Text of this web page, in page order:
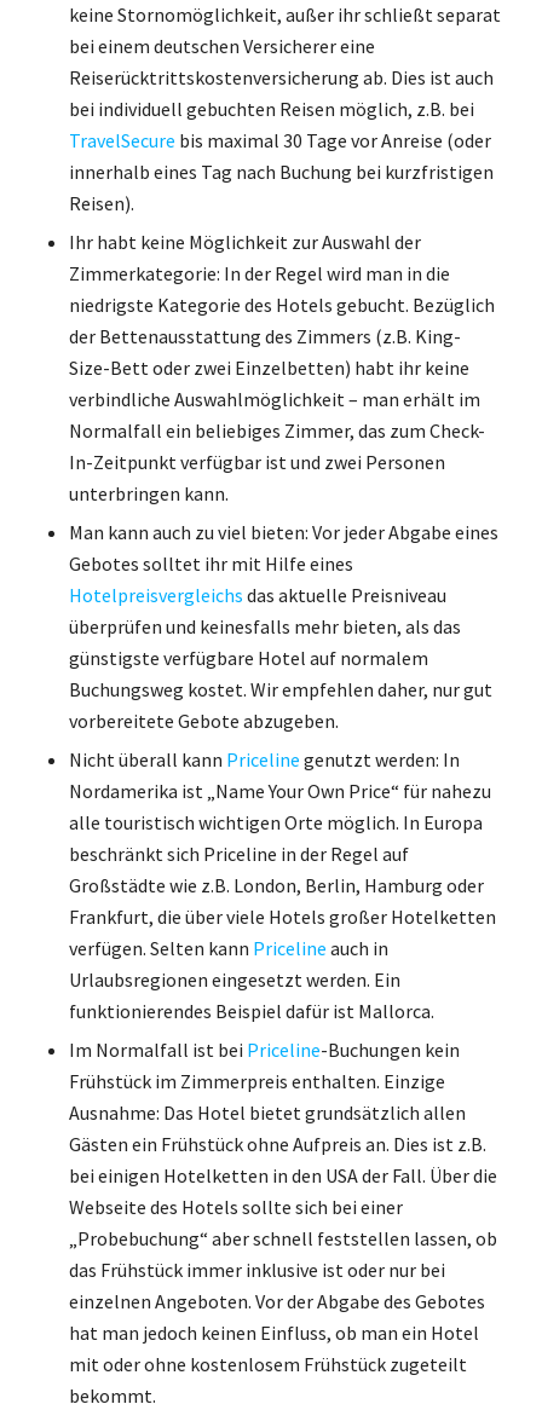
keine Stornomöglichkeit, außer ihr schließt separat
bei einem deutschen Versicherer eine
Reiserücktrittskostenversicherung ab. Dies ist auch
bei individuell gebuchten Reisen möglich, z.B. bei
TravelSecure bis maximal 30 Tage vor Anreise (oder
innerhalb eines Tag nach Buchung bei kurzfristigen
Reisen).
Ihr habt keine Möglichkeit zur Auswahl der
Zimmerkategorie: In der Regel wird man in die
niedrigste Kategorie des Hotels gebucht. Bezüglich
der Bettenausstattung des Zimmers (z.B. King-
Size-Bett oder zwei Einzelbetten) habt ihr keine
verbindliche Auswahlmöglichkeit – man erhält im
Normalfall ein beliebiges Zimmer, das zum Check-
In-Zeitpunkt verfügbar ist und zwei Personen
unterbringen kann.
Man kann auch zu viel bieten: Vor jeder Abgabe eines
Gebotes solltet ihr mit Hilfe eines
Hotelpreisvergleichs das aktuelle Preisniveau
überprüfen und keinesfalls mehr bieten, als das
günstigste verfügbare Hotel auf normalem
Buchungsweg kostet. Wir empfehlen daher, nur gut
vorbereitete Gebote abzugeben.
Nicht überall kann Priceline genutzt werden: In
Nordamerika ist „Name Your Own Price“ für nahezu
alle touristisch wichtigen Orte möglich. In Europa
beschränkt sich Priceline in der Regel auf
Großstädte wie z.B. London, Berlin, Hamburg oder
Frankfurt, die über viele Hotels großer Hotelketten
verfügen. Selten kann Priceline auch in
Urlaubsregionen eingesetzt werden. Ein
funktionierendes Beispiel dafür ist Mallorca.
Im Normalfall ist bei Priceline-Buchungen kein
Frühstück im Zimmerpreis enthalten. Einzige
Ausnahme: Das Hotel bietet grundsätzlich allen
Gästen ein Frühstück ohne Aufpreis an. Dies ist z.B.
bei einigen Hotelketten in den USA der Fall. Über die
Webseite des Hotels sollte sich bei einer
„Probebuchung“ aber schnell feststellen lassen, ob
das Frühstück immer inklusive ist oder nur bei
einzelnen Angeboten. Vor der Abgabe des Gebotes
hat man jedoch keinen Einfluss, ob man ein Hotel
mit oder ohne kostenlosem Frühstück zugeteilt
bekommt.